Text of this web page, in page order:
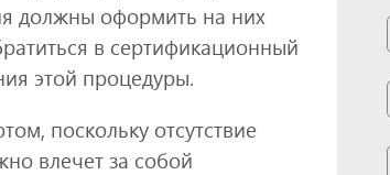
должны оформить на них
в сертификационный
этой процедуры.
поскольку отсутствие
влечет за собой